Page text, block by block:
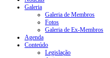
Galeria
Galeria de Membros
Fotos
Galeria de Ex-Membros
Agenda
Conteúdo
Legislação